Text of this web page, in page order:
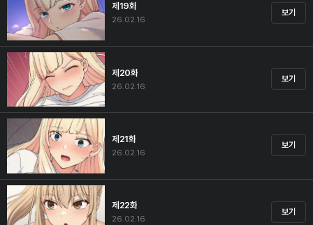
제19화
26.02.16
보기
제20화
26.02.16
보기
제21화
26.02.16
보기
제22화
26.02.16
보기